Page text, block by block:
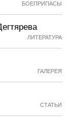
БОЕПРИПАСЫ
ЛИТЕРАТУРА
ГАЛЕРЕЯ
СТАТЬИ